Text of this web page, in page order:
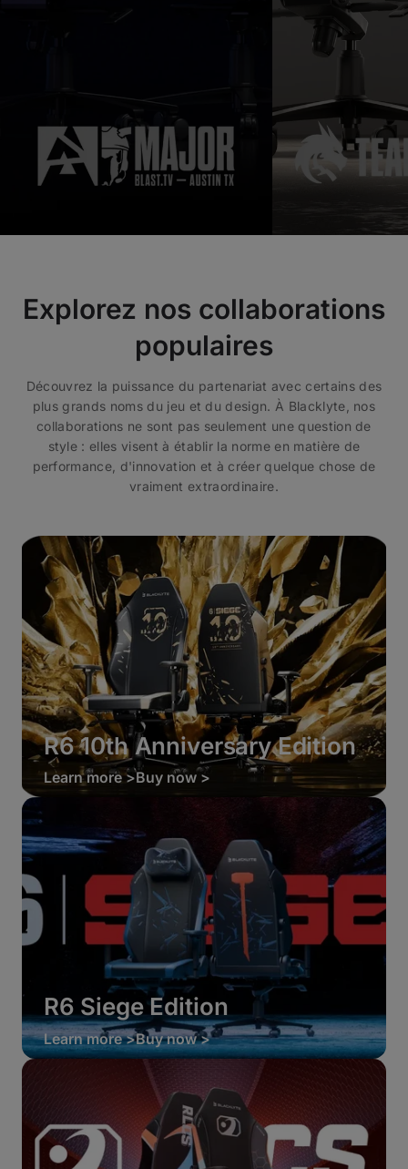
Explorez nos collaborations
populaires
Découvrez la puissance du partenariat avec certains des
plus grands noms du jeu et du design. À Blacklyte, nos
collaborations ne sont pas seulement une question de
style : elles visent à établir la norme en matière de
performance, d'innovation et à créer quelque chose de
vraiment extraordinaire.
R6 10th Anniversary Edition
Learn more >Buy now >
R6 Siege Edition
Learn more >Buy now >